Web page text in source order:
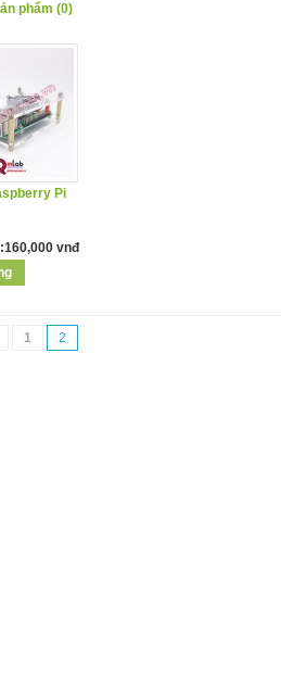
phẩm (0)
Pi
vnđ
1 2